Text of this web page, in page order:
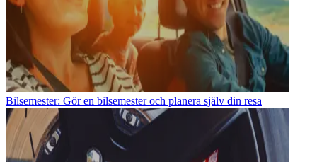
Bilsemester: Gör en bilsemester och planera själv din resa